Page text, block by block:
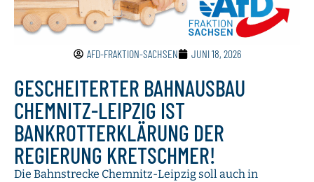
AFD-FRAKTION-SACHSEN JUNI 18, 2026
GESCHEITERTER BAHNAUSBAU
CHEMNITZ-LEIPZIG IST
BANKROTTERKLÄRUNG DER
REGIERUNG KRETSCHMER!
Die Bahnstrecke Chemnitz-Leipzig soll auch in